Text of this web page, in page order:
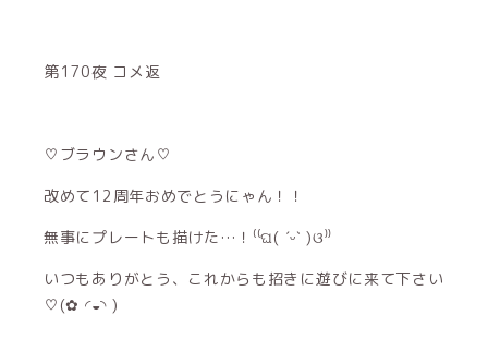
第170夜 コメ返
♡ブラウンさん♡
改めて12周年おめでとうにゃん！！
無事にプレートも描けた…！⁽⁽ଘ( ˊᵕˋ )ଓ⁾⁾
いつもありがとう、これからも招きに遊びに来て下さい
♡(✿ ◜◒◝ )